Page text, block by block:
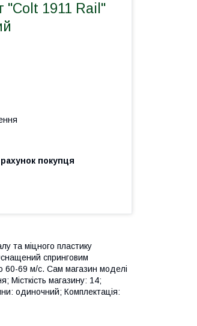
"Colt 1911 Rail"
рахунок покупця
та міцного пластику
спринговим
60-69 м/с. Сам магазин моделі
Місткість магазину: 14;
одиночний; Комплектація: